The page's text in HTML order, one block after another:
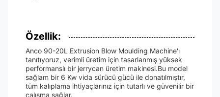
Özellik:
Anco 90-20L Extrusion Blow Moulding Machine'ı
tanıtıyoruz, verimli üretim için tasarlanmış yüksek
performanslı bir jerrycan üretim makinesi.Bu model
sağlam bir 6 Kw vida sürücü gücü ile donatılmıştır,
tüm kalıplama ihtiyaçlarınız için tutarlı ve güvenilir bir
çalışma sağlar.